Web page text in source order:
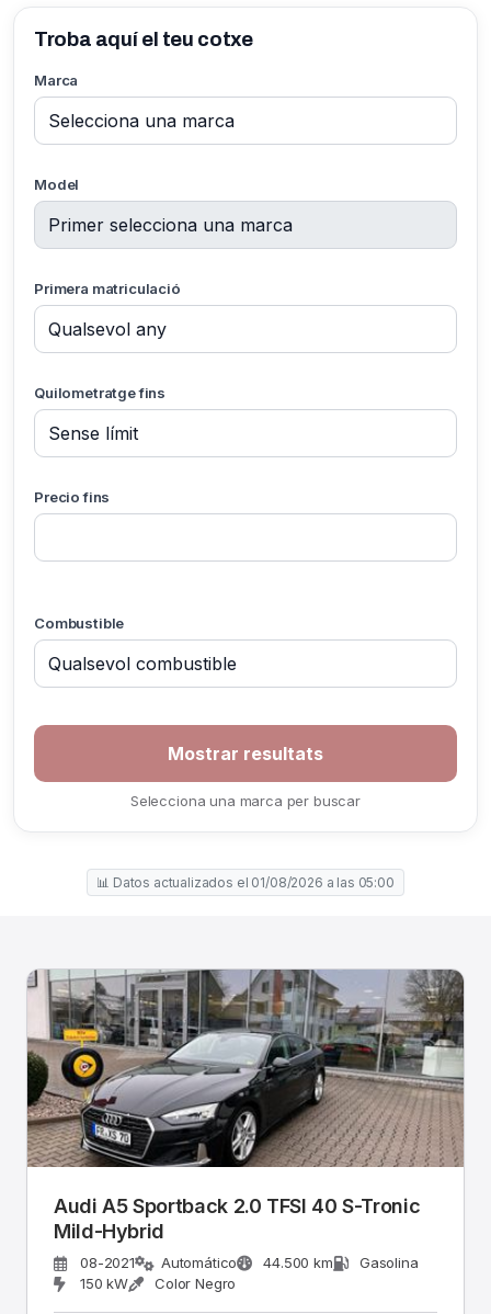
Troba aquí el teu cotxe
Marca
Model
Primera matriculació
Quilometratge fins
Precio fins
Combustible
Selecciona una marca per buscar
📊 Datos actualizados el 01/08/2026 a las 05:00
Audi A5 Sportback 2.0 TFSI 40 S-Tronic
Mild-Hybrid
08-2021 Automático 44.500 km
Gasolina
150 kW
Color Negro